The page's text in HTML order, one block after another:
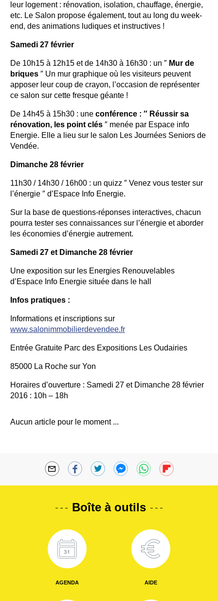
leur logement : rénovation, isolation, chauffage, énergie,
etc. Le Salon propose également, tout au long du week-
end, des animations ludiques et instructives !
Samedi 27 février
De 10h15 à 12h15 et de 14h30 à 16h30 : un ″ Mur de
briques ″ Un mur graphique où les visiteurs peuvent
apposer leur coup de crayon, l’occasion de représenter
ce salon sur cette fresque géante !
De 14h45 à 15h30 : une conférence : ″ Réussir sa
rénovation, les point clés ″ menée par Espace info
Energie. Elle a lieu sur le salon Les Journées Seniors de
Vendée.
Dimanche 28 février
11h30 / 14h30 / 16h00 : un quizz ″ Venez vous tester sur
l’énergie ″ d’Espace Info Energie.
Sur la base de questions-réponses interactives, chacun
pourra tester ses connaissances sur l’énergie et aborder
les économies d’énergie autrement.
Samedi 27 et Dimanche 28 février
Une exposition sur les Energies Renouvelables
d’Espace Info Energie située dans le hall
Infos pratiques :
Informations et inscriptions sur
www.salonimmobilierdevendee.fr
Entrée Gratuite Parc des Expositions Les Oudairies
85000 La Roche sur Yon
Horaires d’ouverture : Samedi 27 et Dimanche 28 février
2016 : 10h – 18h
Aucun article pour le moment ...
Boîte à outils
AGENDA AIDE